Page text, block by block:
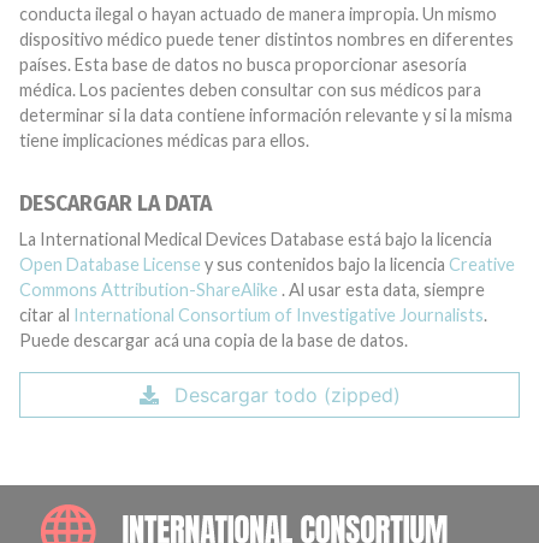
conducta ilegal o hayan actuado de manera impropia. Un mismo
dispositivo médico puede tener distintos nombres en diferentes
países. Esta base de datos no busca proporcionar asesoría
médica. Los pacientes deben consultar con sus médicos para
determinar si la data contiene información relevante y si la misma
tiene implicaciones médicas para ellos.
DESCARGAR LA DATA
La International Medical Devices Database está bajo la licencia
Open Database License y sus contenidos bajo la licencia Creative
Commons Attribution-ShareAlike . Al usar esta data, siempre
citar al International Consortium of Investigative Journalists.
Puede descargar acá una copia de la base de datos.
Descargar todo (zipped)